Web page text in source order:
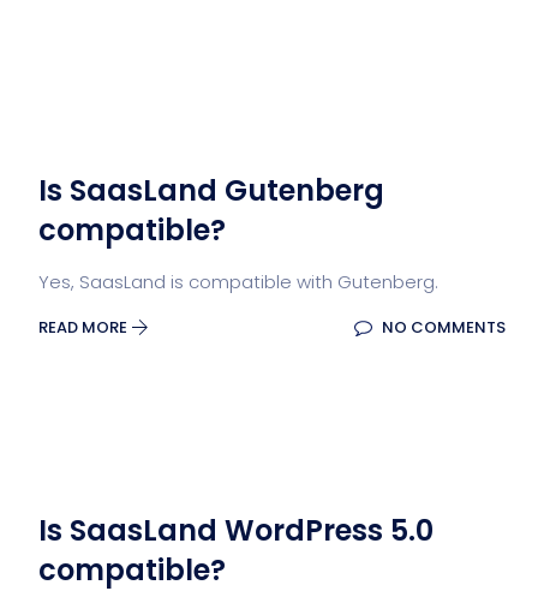
Is SaasLand Gutenberg
compatible?
Yes, SaasLand is compatible with Gutenberg.
READ MORE NO COMMENTS
Is SaasLand WordPress 5.0
compatible?